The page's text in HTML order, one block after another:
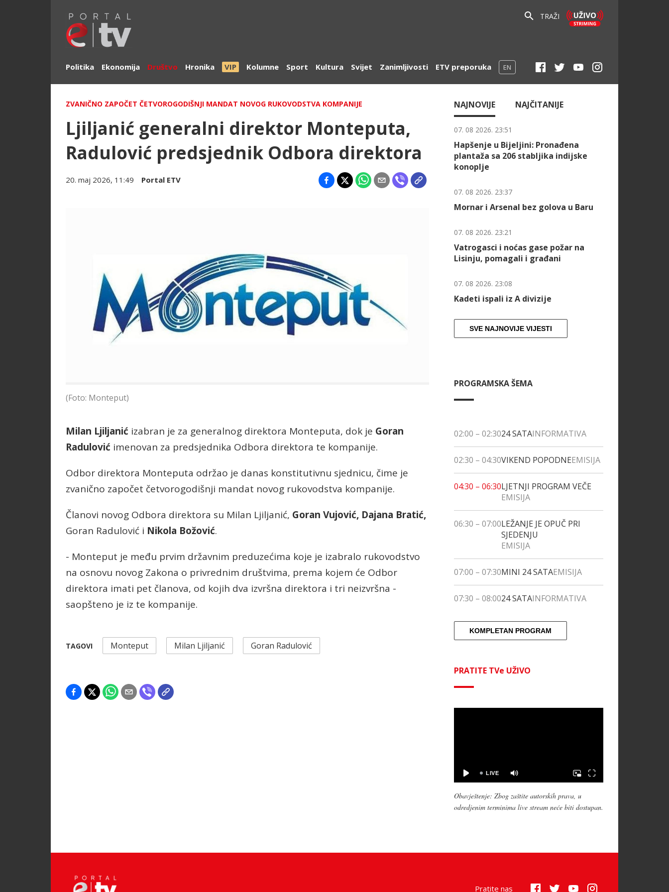
TRAŽI
Politika Ekonomija Društvo Hronika VIP Kolumne Sport Kultura Svijet Zanimljivosti ETV preporuka EN
ZVANIČNO ZAPOČET ČETVOROGODIŠNJI MANDAT NOVOG RUKOVODSTVA KOMPANIJE
Ljiljanić generalni direktor Monteputa,
Radulović predsjednik Odbora direktora
20. maj 2026, 11:49 Portal ETV
(Foto: Monteput)
Milan Ljiljanić izabran je za generalnog direktora Monteputa, dok je Goran
Radulović imenovan za predsjednika Odbora direktora te kompanije.
Odbor direktora Monteputa održao je danas konstitutivnu sjednicu, čime je
zvanično započet četvorogodišnji mandat novog rukovodstva kompanije.
Članovi novog Odbora direktora su Milan Ljiljanić, Goran Vujović, Dajana Bratić,
Goran Radulović i Nikola Božović.
- Monteput je među prvim državnim preduzećima koje je izabralo rukovodstvo
na osnovu novog Zakona o privrednim društvima, prema kojem će Odbor
direktora imati pet članova, od kojih dva izvršna direktora i tri neizvršna -
saopšteno je iz te kompanije.
TAGOVI Monteput Milan Ljiljanić Goran Radulović
NAJNOVIJE NAJČITANIJE
07. 08 2026. 23:51
Hapšenje u Bijeljini: Pronađena
plantaža sa 206 stabljika indijske
konoplje
07. 08 2026. 23:37
Mornar i Arsenal bez golova u Baru
07. 08 2026. 23:21
Vatrogasci i noćas gase požar na
Lisinju, pomagali i građani
07. 08 2026. 23:08
Kadeti ispali iz A divizije
SVE NAJNOVIJE VIJESTI
PROGRAMSKA ŠEMA
02:00 – 02:3024 SATAINFORMATIVA
02:30 – 04:30VIKEND POPODNEEMISIJA
04:30 – 06:30LJETNJI PROGRAM VEČE
EMISIJA
06:30 – 07:00LEŽANJE JE OPUČ PRI
SJEDENJU
EMISIJA
07:00 – 07:30MINI 24 SATAEMISIJA
07:30 – 08:0024 SATAINFORMATIVA
KOMPLETAN PROGRAM
PRATITE TVe UŽIVO
Obavještenje: Zbog zaštite autorskih prava, u
odredjenim terminima live stream neće biti dostupan.
Pratite nas